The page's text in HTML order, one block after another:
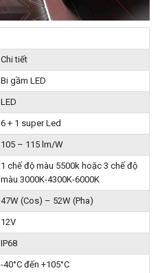
Chi tiết
Bi gầm LED
LED
6 + 1 super Led
105 – 115 lm/W
1 chế độ màu 5500k hoặc 3 chế độ
màu 3000K-4300K-6000K
47W (Cos) – 52W (Pha)
12V
IP68
-40°C đến +105°C